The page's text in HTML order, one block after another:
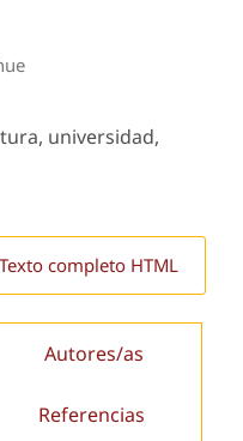
universidad,
Texto completo HTML
Autores/as
Referencias